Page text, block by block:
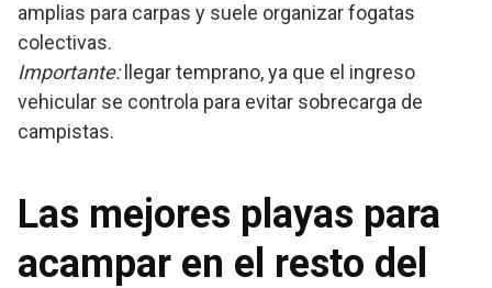
amplias para carpas y suele organizar fogatas
colectivas.
Importante:llegar temprano, ya que el ingreso
vehicular se controla para evitar sobrecarga de
campistas.
Las mejores playas para
acampar en el resto del